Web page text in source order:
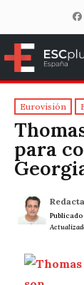
Eurovisión
para